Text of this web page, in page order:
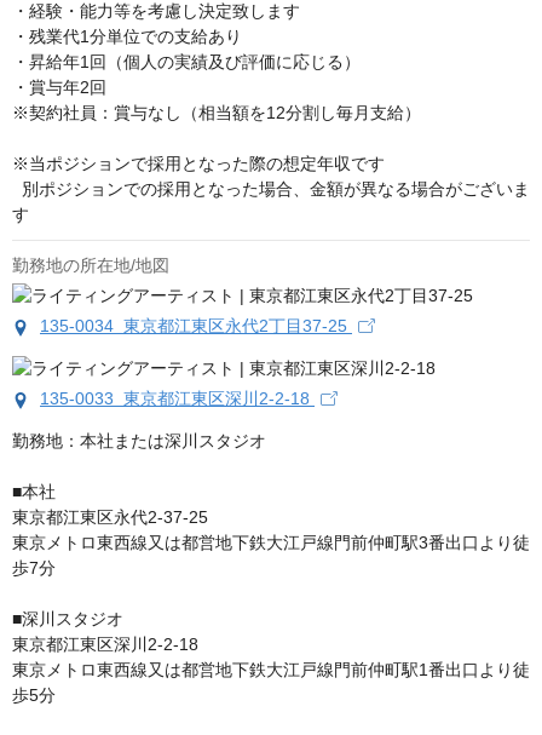
・経験・能力等を考慮し決定致します
・残業代1分単位での支給あり
・昇給年1回（個人の実績及び評価に応じる）
・賞与年2回
※契約社員：賞与なし（相当額を12分割し毎月支給）
※当ポジションで採用となった際の想定年収です
す
勤務地の所在地/地図
135-0034 東京都江東区永代2丁目37-25
135-0033 東京都江東区深川2-2-18
勤務地：本社または深川スタジオ
■本社
東京都江東区永代2-37-25
東京メトロ東西線又は都営地下鉄大江戸線門前仲町駅3番出口より徒
歩7分
■深川スタジオ
東京都江東区深川2-2-18
東京メトロ東西線又は都営地下鉄大江戸線門前仲町駅1番出口より徒
歩5分